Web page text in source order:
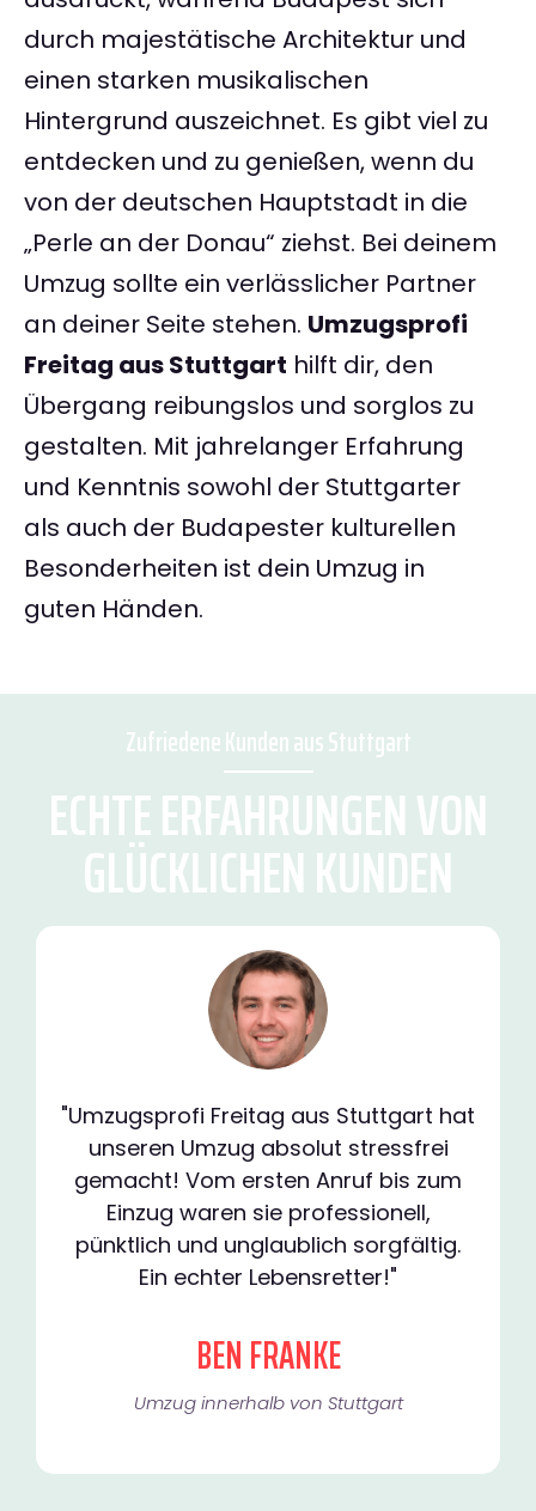
durch majestätische Architektur und
einen starken musikalischen
Hintergrund auszeichnet. Es gibt viel zu
entdecken und zu genießen, wenn du
von der deutschen Hauptstadt in die
„Perle an der Donau“ ziehst. Bei deinem
Umzug sollte ein verlässlicher Partner
an deiner Seite stehen. Umzugsprofi
Freitag aus Stuttgart hilft dir, den
Übergang reibungslos und sorglos zu
gestalten. Mit jahrelanger Erfahrung
und Kenntnis sowohl der Stuttgarter
als auch der Budapester kulturellen
Besonderheiten ist dein Umzug in
guten Händen.
Zufriedene Kunden aus Stuttgart
ECHTE ERFAHRUNGEN VON
GLÜCKLICHEN KUNDEN
"Umzugsprofi Freitag aus Stuttgart hat
unseren Umzug absolut stressfrei
gemacht! Vom ersten Anruf bis zum
Einzug waren sie professionell,
pünktlich und unglaublich sorgfältig.
Ein echter Lebensretter!"
BEN FRANKE
Umzug innerhalb von Stuttgart​